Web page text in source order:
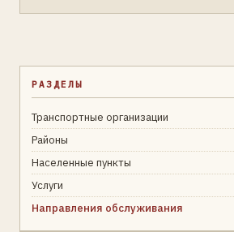
РАЗДЕЛЫ
Транспортные организации
Районы
Населенные пункты
Услуги
Направления обслуживания